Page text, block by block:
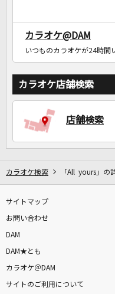
カラオケ@DAM
いつものカラオケが24時間
カラオケ店舗検索
店舗検索
カラオケ検索 「All yours」の
サイトマップ
お問い合わせ
DAM
DAM★とも
カラオケ＠DAM
サイトのご利用について